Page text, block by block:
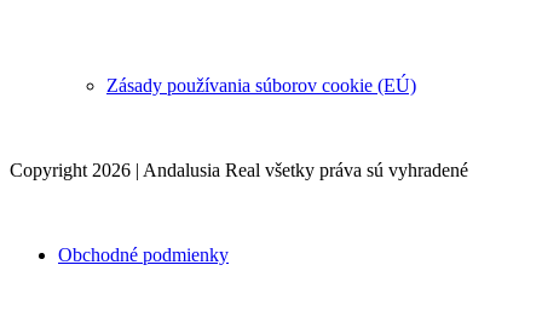
Zásady používania súborov cookie (EÚ)
Copyright 2026 | Andalusia Real všetky práva sú vyhradené
Obchodné podmienky